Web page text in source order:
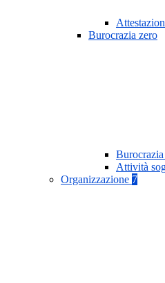
Burocrazia zero
Attività
Organizzazione 7